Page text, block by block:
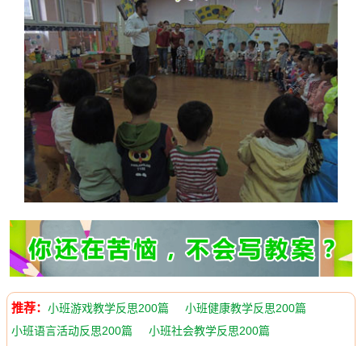
推荐： 小班游戏教学反思200篇
小班健康教学反思200篇
小班语言活动反思200篇
小班社会教学反思200篇